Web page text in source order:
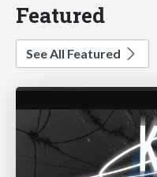
Featured
See All Featured